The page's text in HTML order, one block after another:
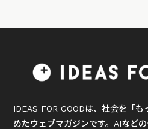
IDEAS FOR GOODは、社会を「
めたウェブマガジンです。AIなど